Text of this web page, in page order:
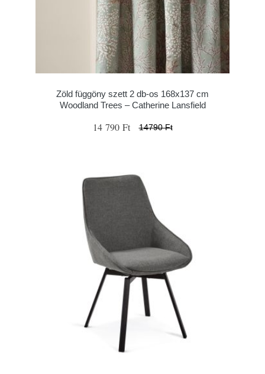
Zöld függöny szett 2 db-os 168x137 cm
Woodland Trees – Catherine Lansfield
14 790 Ft 14790 Ft